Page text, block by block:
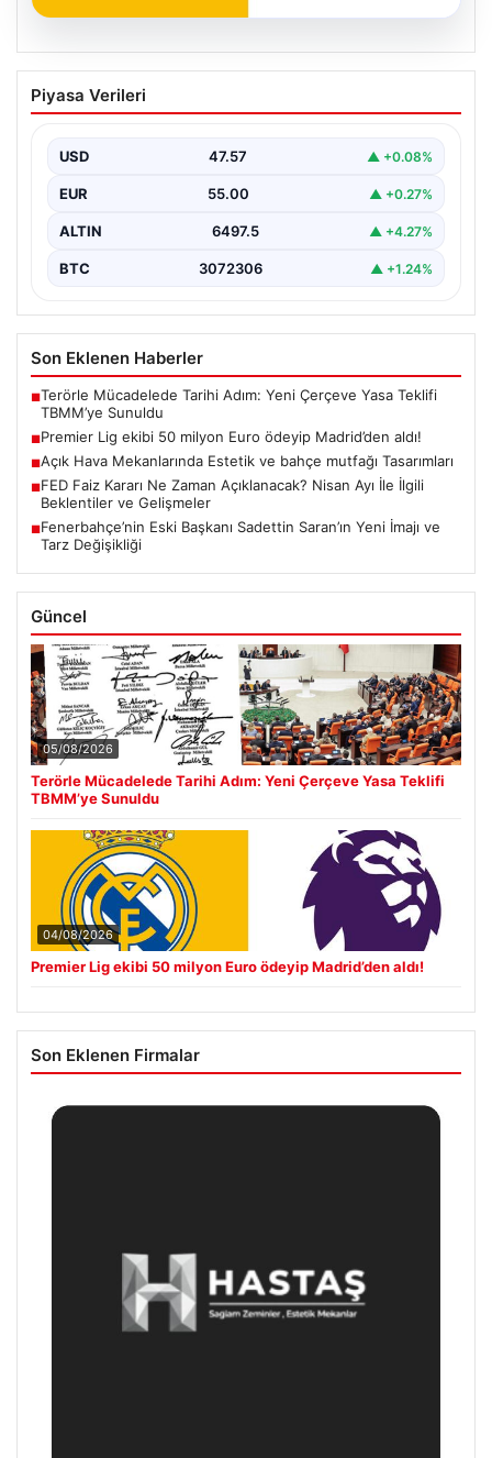
04.08.2026
Premier Lig ekibi 50 milyon Euro ödeyip
Madrid’den aldı!
Piyasa Verileri
USD 47.57 ▲ +0.08%
EUR 55.00 ▲ +0.27%
ALTIN 6497.5 ▲ +4.27%
BTC 3072306 ▲ +1.24%
Son Eklenen Haberler
■Terörle Mücadelede Tarihi Adım: Yeni Çerçeve Yasa Teklifi
TBMM’ye Sunuldu
■Premier Lig ekibi 50 milyon Euro ödeyip Madrid’den aldı!
■Açık Hava Mekanlarında Estetik ve bahçe mutfağı Tasarımları
■FED Faiz Kararı Ne Zaman Açıklanacak? Nisan Ayı İle İlgili
Beklentiler ve Gelişmeler
■Fenerbahçe’nin Eski Başkanı Sadettin Saran’ın Yeni İmajı ve
Tarz Değişikliği
Güncel
05/08/2026
Terörle Mücadelede Tarihi Adım: Yeni Çerçeve Yasa Teklifi
TBMM’ye Sunuldu
04/08/2026
Premier Lig ekibi 50 milyon Euro ödeyip Madrid’den aldı!
Son Eklenen Firmalar